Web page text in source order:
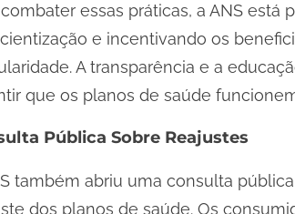
combater essas práticas, a ANS está
e incentivando os
A transparência e a
que os planos de saúde
Pública Sobre Reajustes
também abriu uma consulta
dos planos de saúde. Os